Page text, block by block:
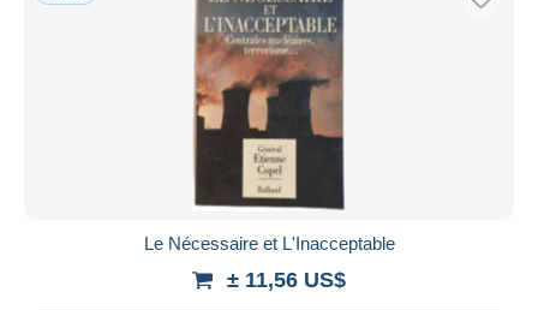
Le Nécessaire et L'Inacceptable
± 11,56 US$